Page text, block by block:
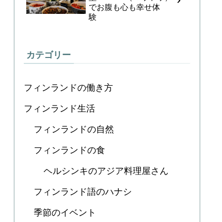
でお腹も心も幸せ体
験
カテゴリー
フィンランドの働き方
フィンランド生活
フィンランドの自然
フィンランドの食
ヘルシンキのアジア料理屋さん
フィンランド語のハナシ
季節のイベント